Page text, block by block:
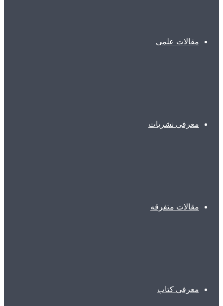
مقالات علمی
معرفی نشریات
مقالات متفرقه
معرفی کتاب